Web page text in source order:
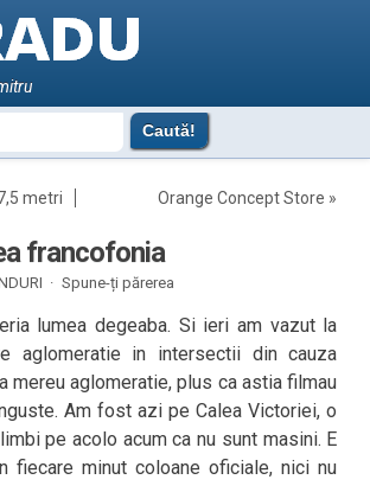
metri Orange Concept Store »
francofonia
· Spune-ți părerea
lumea degeaba. Si ieri am vazut la
aglomeratie in intersectii din cauza
mereu aglomeratie, plus ca astia filmau
Am fost azi pe Calea Victoriei, o
pe acolo acum ca nu sunt masini. E
fiecare minut coloane oficiale, nici nu